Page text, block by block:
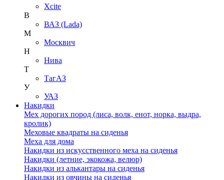
Xcite
В
ВАЗ (Lada)
М
Москвич
Н
Нива
Т
ТагАЗ
У
УАЗ
Накидки
Мех дорогих пород (лиса, волк, енот, норка, выдра,
кролик)
Меховые квадраты на сиденья
Меха для дома
Накидки из искусственного меха на сиденья
Накидки (летние, экокожа, велюр)
Накидки из алькантары на сиденья
Накидки из овчины на сиденья